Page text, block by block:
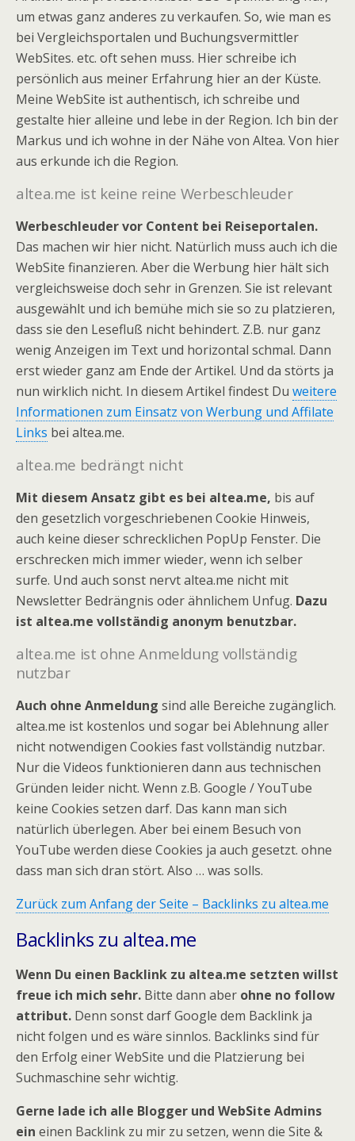
um etwas ganz anderes zu verkaufen. So, wie man es
bei Vergleichsportalen und Buchungsvermittler
WebSites. etc. oft sehen muss. Hier schreibe ich
persönlich aus meiner Erfahrung hier an der Küste.
Meine WebSite ist authentisch, ich schreibe und
gestalte hier alleine und lebe in der Region. Ich bin der
Markus und ich wohne in der Nähe von Altea. Von hier
aus erkunde ich die Region.
altea.me ist keine reine Werbeschleuder
Werbeschleuder vor Content bei Reiseportalen.
Das machen wir hier nicht. Natürlich muss auch ich die
WebSite finanzieren. Aber die Werbung hier hält sich
vergleichsweise doch sehr in Grenzen. Sie ist relevant
ausgewählt und ich bemühe mich sie so zu platzieren,
dass sie den Lesefluß nicht behindert. Z.B. nur ganz
wenig Anzeigen im Text und horizontal schmal. Dann
erst wieder ganz am Ende der Artikel. Und da störts ja
nun wirklich nicht. In diesem Artikel findest Du weitere
Informationen zum Einsatz von Werbung und Affilate
Links bei altea.me.
altea.me bedrängt nicht
Mit diesem Ansatz gibt es bei altea.me, bis auf
den gesetzlich vorgeschriebenen Cookie Hinweis,
auch keine dieser schrecklichen PopUp Fenster. Die
erschrecken mich immer wieder, wenn ich selber
surfe. Und auch sonst nervt altea.me nicht mit
Newsletter Bedrängnis oder ähnlichem Unfug. Dazu
ist altea.me vollständig anonym benutzbar.
altea.me ist ohne Anmeldung vollständig
nutzbar
Auch ohne Anmeldung sind alle Bereiche zugänglich.
altea.me ist kostenlos und sogar bei Ablehnung aller
nicht notwendigen Cookies fast vollständig nutzbar.
Nur die Videos funktionieren dann aus technischen
Gründen leider nicht. Wenn z.B. Google / YouTube
keine Cookies setzen darf. Das kann man sich
natürlich überlegen. Aber bei einem Besuch von
YouTube werden diese Cookies ja auch gesetzt. ohne
dass man sich dran stört. Also … was solls.
Zurück zum Anfang der Seite – Backlinks zu altea.me
Backlinks zu altea.me
Wenn Du einen Backlink zu altea.me setzten willst
freue ich mich sehr. Bitte dann aber ohne no follow
attribut. Denn sonst darf Google dem Backlink ja
nicht folgen und es wäre sinnlos. Backlinks sind für
den Erfolg einer WebSite und die Platzierung bei
Suchmaschine sehr wichtig.
Gerne lade ich alle Blogger und WebSite Admins
ein einen Backlink zu mir zu setzen, wenn die Site &